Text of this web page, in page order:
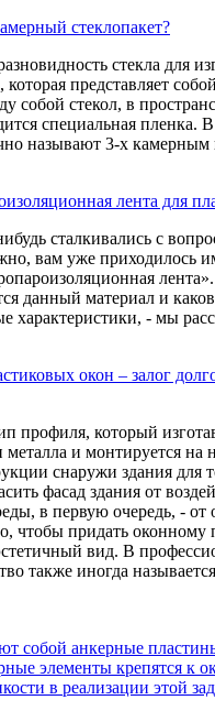
стеклопакет?
стекла для
которая представляет
собой стекол, в
специальная пленка. В
называют 3-х
лента для
сталкивались с
вам уже приходилось
лента».
данный материал и
характеристики, - мы
окон – залог
профиля, который
металла и монтируется
снаружи здания для
фасад здания от
в первую очередь, - от
чтобы придать оконному
вид. В
также иногда
собой анкерные
элементы крепятся к
в реализации этой